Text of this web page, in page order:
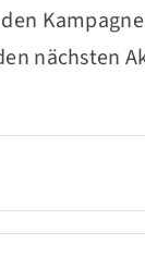
nächsten